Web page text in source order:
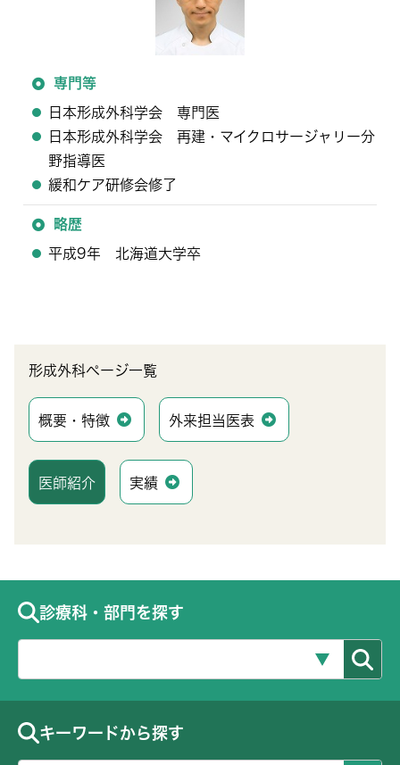
専門等
日本形成外科学会 専門医
日本形成外科学会 再建・マイクロサージャリー分
野指導医
緩和ケア研修会修了
略歴
平成9年 北海道大学卒
形成外科ページ一覧
概要・特徴 外来担当医表
医師紹介 実績
診療科・部門を探す
キーワードから探す